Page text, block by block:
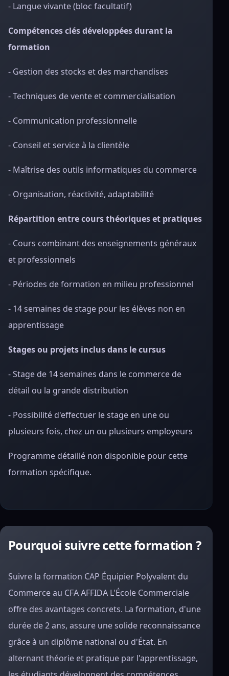
- Langue vivante (bloc facultatif)
Compétences clés développées durant la
formation
- Gestion des stocks et des marchandises
- Techniques de vente et commercialisation
- Communication professionnelle
- Conseil et service à la clientèle
- Maîtrise des outils informatiques du commerce
- Organisation, réactivité, adaptabilité
Répartition entre cours théoriques et pratiques
- Cours combinant des enseignements généraux
et professionnels
- Périodes de formation en milieu professionnel
- 14 semaines de stage pour les élèves non en
apprentissage
Stages ou projets inclus dans le cursus
- Stage de 14 semaines dans le commerce de
détail ou la grande distribution
- Possibilité d'effectuer le stage en une ou
plusieurs fois, chez un ou plusieurs employeurs
Programme détaillé non disponible pour cette
formation spécifique.
Pourquoi suivre cette formation ?
Suivre la formation CAP Équipier Polyvalent du
Commerce au CFA AFFIDA L'École Commerciale
offre des avantages concrets. La formation, d'une
durée de 2 ans, assure une solide reconnaissance
grâce à un diplôme national ou d'État. En
alternant théorie et pratique par l'apprentissage,